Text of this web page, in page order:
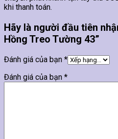
khi thanh toán.
Hãy là người đầu tiên
Hồng Treo Tường 43”
Đánh giá của bạn *
Đánh giá của bạn *